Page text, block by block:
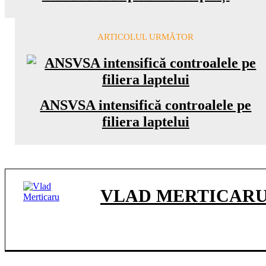
ARTICOLUL URMĂTOR
ANSVSA intensifică controalele pe
filiera laptelui
VLAD